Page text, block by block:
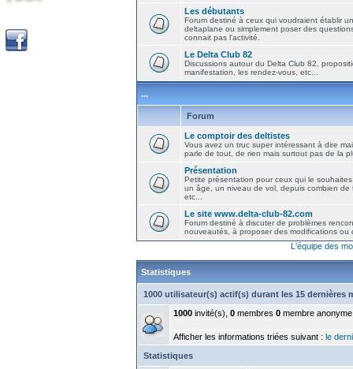
Les débutants
Forum destiné à ceux qui voudraient établir
deltaplane ou simplement poser des
connait pas l'activité.
Le Delta Club 82
Discussions autour du Delta Club 82,
manifestation, les rendez-vous, etc...
...
Forum
Le comptoir des deltistes
Vous avez un truc super intéressant à dire
parle de tout, de rien mais surtout pas de la
Présentation
Petite présentation pour ceux qui le
un âge, un niveau de vol, depuis combien de
etc...
Le site www.delta-club-82.com
Forum destiné à discuter de problèmes
nouveautés, à proposer des modifications ou
L'équipe des
Statistiques
1000 utilisateur(s) actif(s) durant les 15 dernières
1000 invité(s), 0 membres 0 membre anonyme
Afficher les informations triées suivant : le
Statistiques